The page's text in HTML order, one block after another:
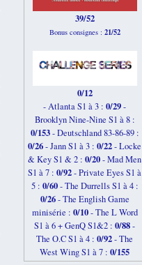
39/52
Bonus consignes : 21/52
0/12
- Atlanta S1 à 3 : 0/29-
Brooklyn Nine-Nine S1 à 8 :
0/153- Deutschland 83-86-89 :
0/26-Jann S1 à 3 : 0/22- Locke
& Key S1 & 2 : 0/20- Mad Men
S1 à 7 : 0/92- Private Eyes S1 à
5 : 0/60- The Durrells S1 à 4 :
0/26- The English Game
minisérie : 0/10- The L Word
S1 à 6 + GenQ S1&2 : 0/88-
The O.C S1 à 4 : 0/92- The
West Wing S1 à 7 : 0/155